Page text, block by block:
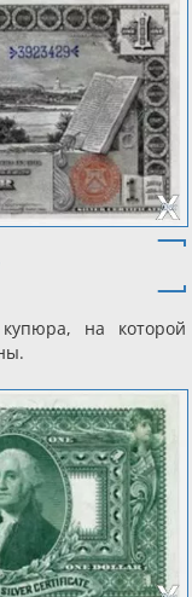
на которой